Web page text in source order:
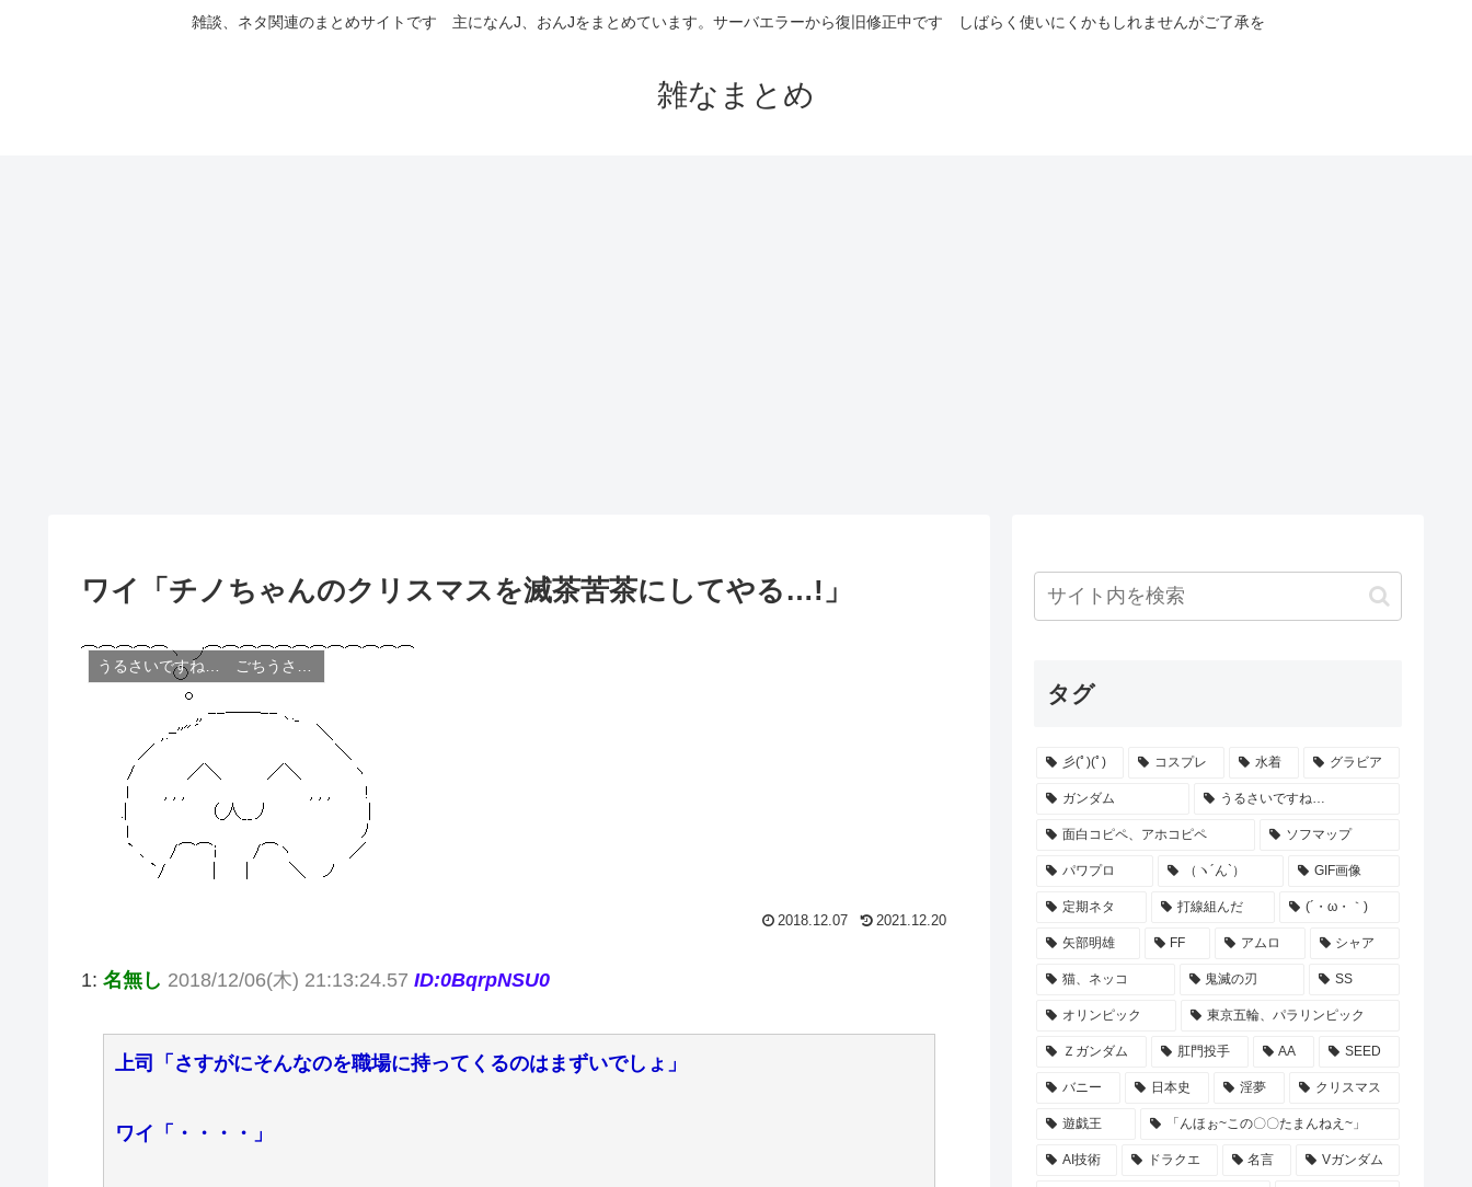
雑談、ネタ関連のまとめサイトです 主になんJ、おんJをまとめています。サーバエラーから復旧修正中です しばらく使いにくかもしれませんがご了承を
雑なまとめ
ワイ「チノちゃんのクリスマスを滅茶苦茶にしてやる…!」
2018.12.07 2021.12.20
1: 名無し 2018/12/06(木) 21:13:24.57 ID:0BqrpNSU0
上司「さすがにそんなのを職場に持ってくるのはまずいでしょ」
ワイ「・・・・」
タグ
彡(ﾟ)(ﾟ) コスプレ 水着 グラビア
ガンダム うるさいですね…
面白コピペ、アホコピペ ソフマップ
パワプロ （ヽ´ん`） GIF画像
定期ネタ 打線組んだ (´・ω・｀)
矢部明雄 FF アムロ シャア
猫、ネッコ 鬼滅の刃 SS
オリンピック 東京五輪、パラリンピック
Ｚガンダム 肛門投手 AA SEED
バニー 日本史 淫夢 クリスマス
遊戯王 「んほぉ~この〇〇たまんねえ~」
AI技術 ドラクエ 名言 Vガンダム